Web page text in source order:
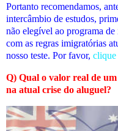
Portanto recomendamos,
intercâmbio de estudos,
não elegível ao programa
com as regras imigratórias
nosso teste. Por favor, clique
Q) Qual o valor real de
na atual crise do aluguel?